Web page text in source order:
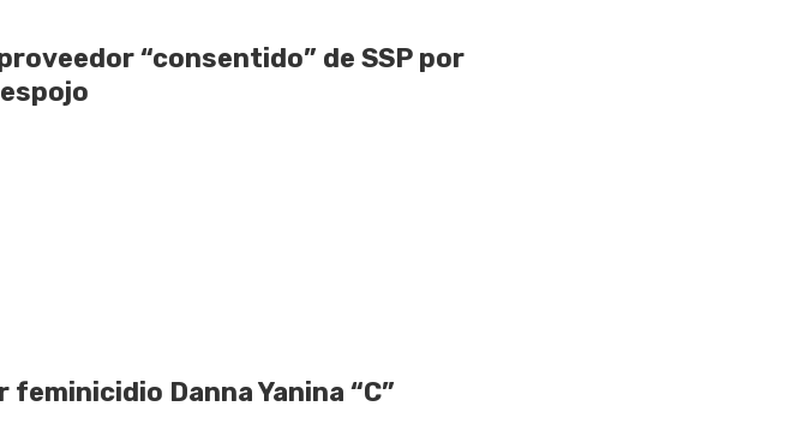
“consentido” de SSP por
feminicidio Danna Yanina “C”